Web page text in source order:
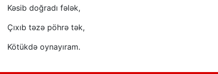
Kəsib doğradı fələk,
Çıxıb təzə pöhrə tək,
Kötükdə oynayıram.